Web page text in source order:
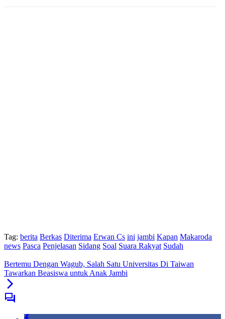
Tag: berita Berkas Diterima Erwan Cs ini jambi Kapan Makaroda
news Pasca Penjelasan Sidang Soal Suara Rakyat Sudah
Bertemu Dengan Wagub, Salah Satu Universitas Di Taiwan
Tawarkan Beasiswa untuk Anak Jambi